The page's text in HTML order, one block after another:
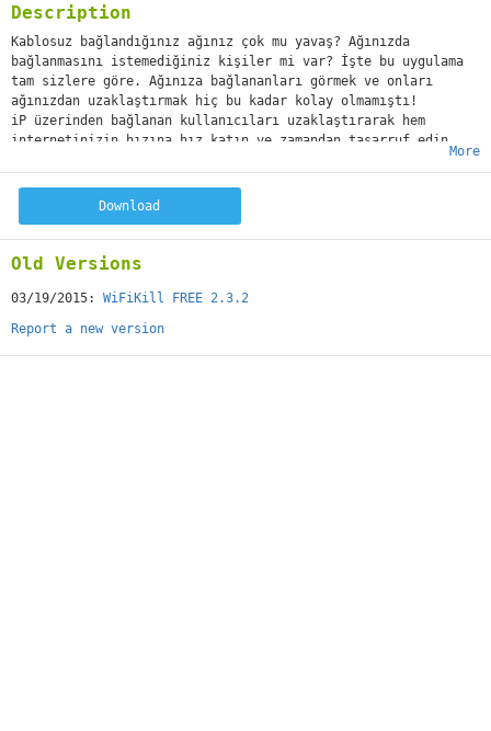
Description
Kablosuz bağlandığınız ağınız çok mu yavaş? Ağınızda
bağlanmasını istemediğiniz kişiler mi var? İşte bu uygulama
tam sizlere göre. Ağınıza bağlananları görmek ve onları
ağınızdan uzaklaştırmak hiç bu kadar kolay olmamıştı!
iP üzerinden bağlanan kullanıcıları uzaklaştırarak hem
internetinizin hızına hız katın ve zamandan tasarruf edin.
WifiKill Pro İndirme Aracı yayında hemen indirin!
Yorumlarınızı bekliyoruz.
More
Download
Old Versions
03/19/2015: WiFiKill FREE 2.3.2
Report a new version